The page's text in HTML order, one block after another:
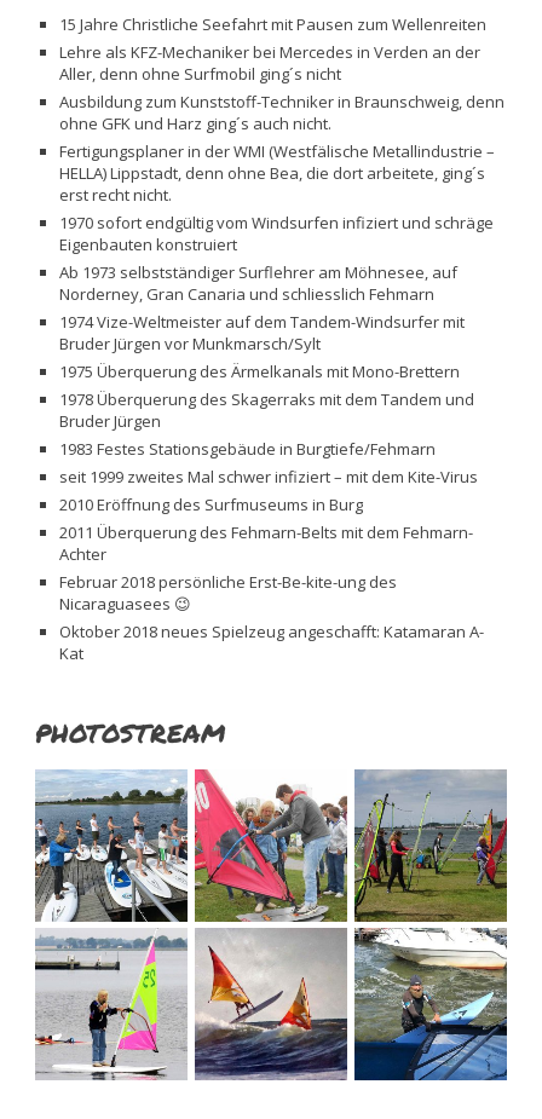
15 Jahre Christliche Seefahrt mit Pausen zum Wellenreiten
Lehre als KFZ-Mechaniker bei Mercedes in Verden an der
Aller, denn ohne Surfmobil ging´s nicht
Ausbildung zum Kunststoff-Techniker in Braunschweig, denn
ohne GFK und Harz ging´s auch nicht.
Fertigungsplaner in der WMI (Westfälische Metallindustrie –
HELLA) Lippstadt, denn ohne Bea, die dort arbeitete, ging´s
erst recht nicht.
1970 sofort endgültig vom Windsurfen infiziert und schräge
Eigenbauten konstruiert
Ab 1973 selbstständiger Surflehrer am Möhnesee, auf
Norderney, Gran Canaria und schliesslich Fehmarn
1974 Vize-Weltmeister auf dem Tandem-Windsurfer mit
Bruder Jürgen vor Munkmarsch/Sylt
1975 Überquerung des Ärmelkanals mit Mono-Brettern
1978 Überquerung des Skagerraks mit dem Tandem und
Bruder Jürgen
1983 Festes Stationsgebäude in Burgtiefe/Fehmarn
seit 1999 zweites Mal schwer infiziert – mit dem Kite-Virus
2010 Eröffnung des Surfmuseums in Burg
2011 Überquerung des Fehmarn-Belts mit dem Fehmarn-
Achter
Februar 2018 persönliche Erst-Be-kite-ung des
Nicaraguasees 😉
Oktober 2018 neues Spielzeug angeschafft: Katamaran A-
Kat
PHOTOSTREAM